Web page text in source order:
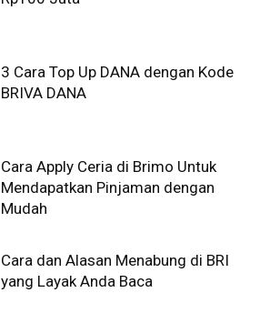
3 Cara Top Up DANA dengan Kode
BRIVA DANA
Cara Apply Ceria di Brimo Untuk
Mendapatkan Pinjaman dengan
Mudah
Cara dan Alasan Menabung di BRI
yang Layak Anda Baca